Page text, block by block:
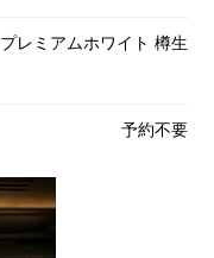
プレミアムホワイト 樽生
予約不要